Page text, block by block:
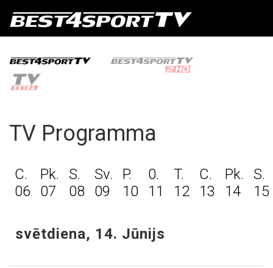
TV Programma
C.
06
Pk.
07
S.
08
Sv.
09
P.
10
0.
11
T.
12
C.
13
Pk.
14
S.
15
svētdiena, 14. Jūnijs